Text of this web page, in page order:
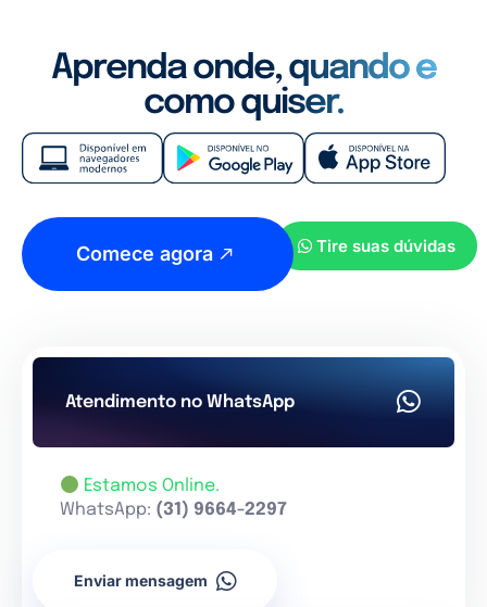
Aprenda onde, quando e
como quiser.
Comece agora Tire suas dúvidas
Atendimento no WhatsApp
Estamos Online.
WhatsApp: (31) 9664-2297
Enviar mensagem